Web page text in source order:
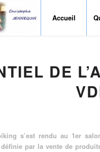
Accueil
DE
s’est rendu au 1er
par la vente de